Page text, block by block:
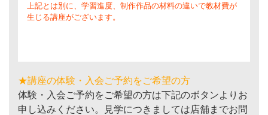
上記とは別に、学習進度、制作作品の材料の違いで教材費が
生じる講座がございます。
★講座の体験・入会ご予約をご希望の方
体験・入会ご予約をご希望の方は下記のボタンよりお
申し込みください。見学につきましては店舗までお問